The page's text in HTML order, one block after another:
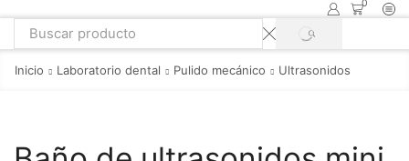
0
Inicio Laboratorio dental Pulido mecánico Ultrasonidos